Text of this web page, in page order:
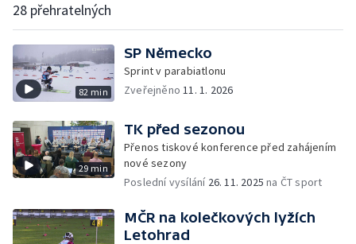
28 přehratelných
82 min
SP Německo
Sprint v parabiatlonu
Zveřejněno11. 1. 2026
29 min
TK před sezonou
Přenos tiskové konference před zahájením
nové sezony
Poslední vysílání 26. 11. 2025 na ČT sport
MČR na kolečkových lyžích
Letohrad